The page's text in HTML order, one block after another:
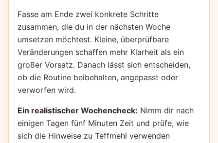
Fasse am Ende zwei konkrete Schritte
zusammen, die du in der nächsten Woche
umsetzen möchtest. Kleine, überprüfbare
Veränderungen schaffen mehr Klarheit als ein
großer Vorsatz. Danach lässt sich entscheiden,
ob die Routine beibehalten, angepasst oder
verworfen wird.
Ein realistischer Wochencheck: Nimm dir nach
einigen Tagen fünf Minuten Zeit und prüfe, wie
sich die Hinweise zu Teffmehl verwenden